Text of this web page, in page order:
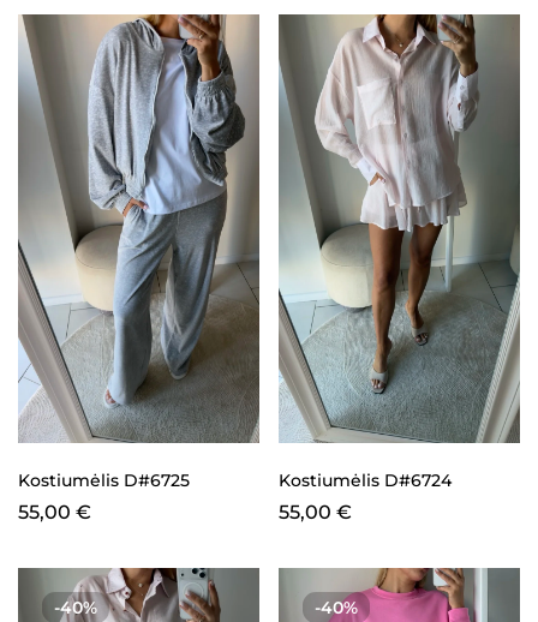
Kostiumėlis D#6725
55,00 €
Kostiumėlis D#6724
55,00 €
-40% -40%